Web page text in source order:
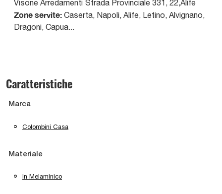
Visone Arredamenti Strada Provinciale 331, 22,Alife
Zone servite: Caserta, Napoli, Alife, Letino, Alvignano,
Dragoni, Capua...
Caratteristiche
Marca
Colombini Casa
Materiale
In Melaminico